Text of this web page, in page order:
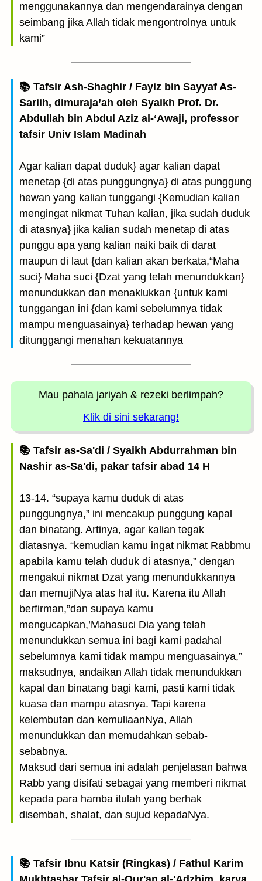
menggunakannya dan mengendarainya dengan
seimbang jika Allah tidak mengontrolnya untuk
kami”
📚 Tafsir Ash-Shaghir / Fayiz bin Sayyaf As-
Sariih, dimuraja’ah oleh Syaikh Prof. Dr.
Abdullah bin Abdul Aziz al-‘Awaji, professor
tafsir Univ Islam Madinah
Agar kalian dapat duduk} agar kalian dapat
menetap {di atas punggungnya} di atas punggung
hewan yang kalian tunggangi {Kemudian kalian
mengingat nikmat Tuhan kalian, jika sudah duduk
di atasnya} jika kalian sudah menetap di atas
punggu apa yang kalian naiki baik di darat
maupun di laut {dan kalian akan berkata,“Maha
suci} Maha suci {Dzat yang telah menundukkan}
menundukkan dan menaklukkan {untuk kami
tunggangan ini {dan kami sebelumnya tidak
mampu menguasainya} terhadap hewan yang
ditunggangi menahan kekuatannya
Mau pahala jariyah & rezeki berlimpah?
Klik di sini sekarang!
📚 Tafsir as-Sa'di / Syaikh Abdurrahman bin
Nashir as-Sa'di, pakar tafsir abad 14 H
13-14. “supaya kamu duduk di atas
punggungnya,” ini mencakup punggung kapal
dan binatang. Artinya, agar kalian tegak
diatasnya. “kemudian kamu ingat nikmat Rabbmu
apabila kamu telah duduk di atasnya,” dengan
mengakui nikmat Dzat yang menundukkannya
dan memujiNya atas hal itu. Karena itu Allah
berfirman,”dan supaya kamu
mengucapkan,’Mahasuci Dia yang telah
menundukkan semua ini bagi kami padahal
sebelumnya kami tidak mampu menguasainya,”
maksudnya, andaikan Allah tidak menundukkan
kapal dan binatang bagi kami, pasti kami tidak
kuasa dan mampu atasnya. Tapi karena
kelembutan dan kemuliaanNya, Allah
menundukkan dan memudahkan sebab-
sebabnya.
Maksud dari semua ini adalah penjelasan bahwa
Rabb yang disifati sebagai yang memberi nikmat
kepada para hamba itulah yang berhak
disembah, shalat, dan sujud kepadaNya.
📚 Tafsir Ibnu Katsir (Ringkas) / Fathul Karim